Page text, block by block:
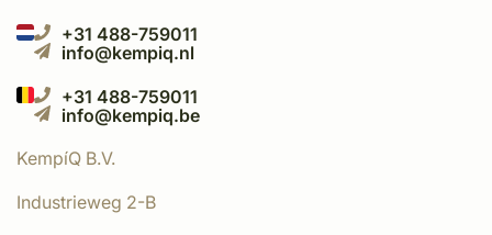
+31 488-759011
info@kempiq.nl
+31 488-759011
info@kempiq.be
KempíQ B.V.
Industrieweg 2-B